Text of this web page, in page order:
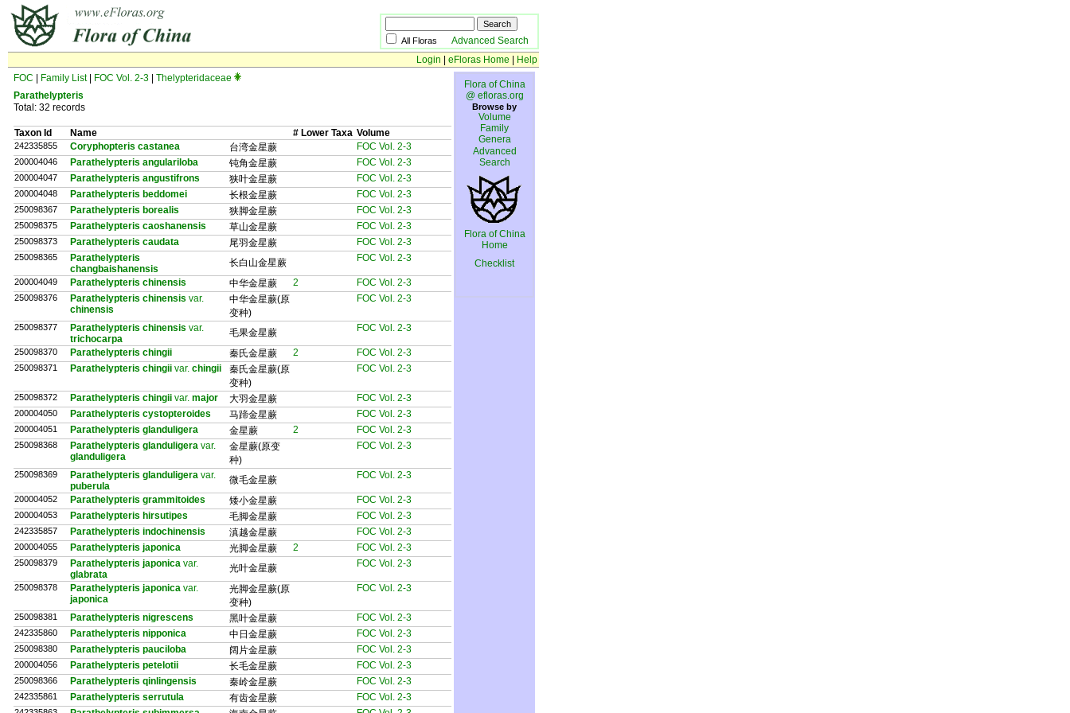
All Floras Advanced Search
Login
eFloras Home
Help
FOC
Family List| FOC Vol. 2-3
Thelypteridaceae
Parathelypteris
Total: 32 records
Taxon Id Name # Lower Taxa Volume
242335855 Coryphopteris castanea 台湾金星蕨 FOC Vol. 2-3
200004046 Parathelypteris angulariloba 钝角金星蕨 FOC Vol. 2-3
200004047 Parathelypteris angustifrons 狭叶金星蕨 FOC Vol. 2-3
200004048 Parathelypteris beddomei 长根金星蕨 FOC Vol. 2-3
250098367 Parathelypteris borealis 狭脚金星蕨 FOC Vol. 2-3
250098375 Parathelypteris caoshanensis 草山金星蕨 FOC Vol. 2-3
250098373 Parathelypteris caudata 尾羽金星蕨 FOC Vol. 2-3
250098365
Parathelypteris
changbaishanensis
长白山金星蕨 FOC Vol. 2-3
200004049 Parathelypteris chinensis 中华金星蕨 2 FOC Vol. 2-3
250098376 Parathelypteris chinensis var.
chinensis
中华金星蕨(原
变种)
FOC Vol. 2-3
250098377 Parathelypteris chinensis var.
trichocarpa
毛果金星蕨 FOC Vol. 2-3
250098370 Parathelypteris chingii 秦氏金星蕨 2 FOC Vol. 2-3
250098371 Parathelypteris chingii var. chingii
秦氏金星蕨(原
变种)
FOC Vol. 2-3
250098372 Parathelypteris chingii var. major 大羽金星蕨 FOC Vol. 2-3
200004050 Parathelypteris cystopteroides 马蹄金星蕨 FOC Vol. 2-3
200004051 Parathelypteris glanduligera 金星蕨 2 FOC Vol. 2-3
250098368 Parathelypteris glanduligera var.
glanduligera
金星蕨(原变
种)
FOC Vol. 2-3
250098369 Parathelypteris glanduligera var.
puberula
微毛金星蕨 FOC Vol. 2-3
200004052 Parathelypteris grammitoides 矮小金星蕨 FOC Vol. 2-3
200004053 Parathelypteris hirsutipes 毛脚金星蕨 FOC Vol. 2-3
242335857 Parathelypteris indochinensis 滇越金星蕨 FOC Vol. 2-3
200004055 Parathelypteris japonica 光脚金星蕨 2 FOC Vol. 2-3
250098379 Parathelypteris japonica var.
glabrata
光叶金星蕨 FOC Vol. 2-3
250098378 Parathelypteris japonica var.
japonica
光脚金星蕨(原
变种)
FOC Vol. 2-3
250098381 Parathelypteris nigrescens 黑叶金星蕨 FOC Vol. 2-3
242335860 Parathelypteris nipponica 中日金星蕨 FOC Vol. 2-3
250098380 Parathelypteris pauciloba 阔片金星蕨 FOC Vol. 2-3
200004056 Parathelypteris petelotii 长毛金星蕨 FOC Vol. 2-3
250098366 Parathelypteris qinlingensis 秦岭金星蕨 FOC Vol. 2-3
242335861 Parathelypteris serrutula 有齿金星蕨 FOC Vol. 2-3
Flora of China
@ efloras.org
Browse by
Volume
Family
Genera
Advanced
Search
Flora of China
Home
Checklist